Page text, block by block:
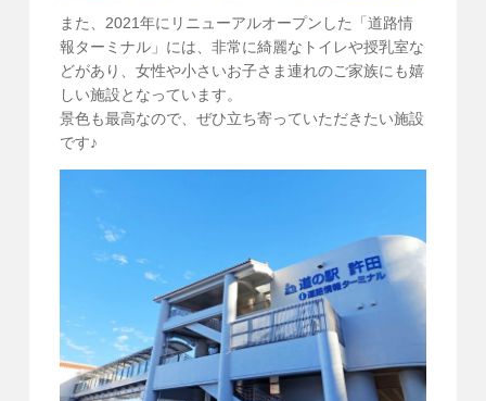
また、2021年にリニューアルオープンした「道路情
報ターミナル」には、非常に綺麗なトイレや授乳室な
どがあり、女性や小さいお子さま連れのご家族にも嬉
しい施設となっています。
景色も最高なので、ぜひ立ち寄っていただきたい施設
です♪